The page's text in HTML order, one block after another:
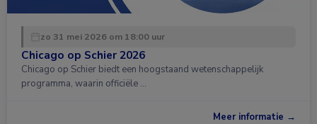
zo 31 mei 2026 om 18:00 uur
Chicago op Schier 2026
Chicago op Schier biedt een hoogstaand wetenschappelijk
programma, waarin officiële …
Meer informatie →